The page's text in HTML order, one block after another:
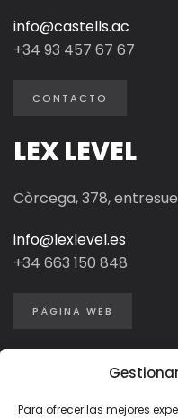
Para ofrecer las mejores
info@castells.ac
+34 93 457 67 67
CONTACTO
LEX LEVEL
Còrcega, 378,
info@lexlevel.es
+34 663 150 848
PÁGINA WEB